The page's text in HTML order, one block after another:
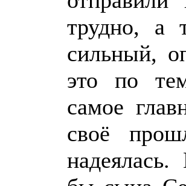
трудно, а
сильный,
это по
самое
своё